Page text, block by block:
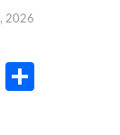
2026
Copy